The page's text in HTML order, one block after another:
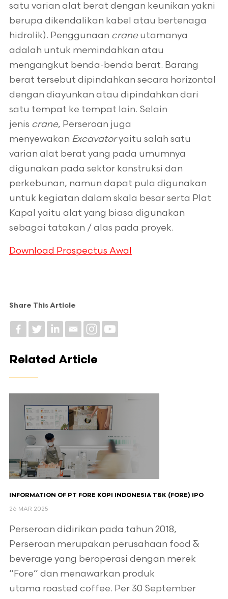
satu varian alat berat dengan keunikan yakni
berupa dikendalikan kabel atau bertenaga
hidrolik). Penggunaan craneutamanya
adalah untuk memindahkan atau
mengangkut benda-benda berat. Barang
berat tersebut dipindahkan secara horizontal
dengan diayunkan atau dipindahkan dari
satu tempat ke tempat lain. Selain
jenis crane, Perseroan juga
menyewakan Excavatoryaitu salah satu
varian alat berat yang pada umumnya
digunakan pada sektor konstruksi dan
perkebunan, namun dapat pula digunakan
untuk kegiatan dalam skala besar serta Plat
Kapal yaitu alat yang biasa digunakan
sebagai tatakan / alas pada proyek.
Download Prospectus Awal
Share This Article
Related Article
INFORMATION OF PT FORE KOPI INDONESIA TBK (FORE) IPO
26 MAR 2025
Perseroan didirikan pada tahun 2018,
Perseroan merupakan perusahaan food &
beverage yang beroperasi dengan merek
“Fore” dan menawarkan produk
utama roasted coffee. Per 30 September